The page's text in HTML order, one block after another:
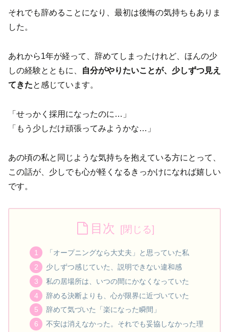
それでも辞めることになり、最初は後悔の気持ちもありま
した。
あれから1年が経って、辞めてしまったけれど、ほんの少
しの経験とともに、
自分がやりたいことが、少しずつ見え
てきたと感じています。
「せっかく採用になったのに…」
「もう少しだけ頑張ってみようかな…」
あの頃の私と同じような気持ちを抱えている方にとって、
この話が、少しでも心が軽くなるきっかけになれば嬉しい
です。
目次
「オープニングなら大丈夫」と思っていた私
少しずつ感じていた、説明できない違和感
私の居場所は、いつの間にかなくなっていた
辞める決断よりも、心が限界に近づいていた
辞めて気づいた「楽になった瞬間」
不安は消えなかった。それでも妥協しなかった理